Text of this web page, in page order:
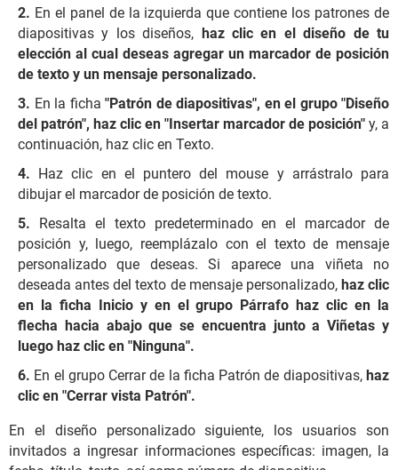
En el panel de la izquierda que contiene los patrones de
diapositivas y los diseños, haz clic en el diseño de tu
elección al cual deseas agregar un marcador de posición
de texto y un mensaje personalizado.
En la ficha "Patrón de diapositivas", en el grupo "Diseño
del patrón", haz clic en "Insertar marcador de posición" y, a
continuación, haz clic en Texto.
Haz clic en el puntero del mouse y arrástralo para
dibujar el marcador de posición de texto.
Resalta el texto predeterminado en el marcador de
posición y, luego, reemplázalo con el texto de mensaje
personalizado que deseas. Si aparece una viñeta no
deseada antes del texto de mensaje personalizado, haz clic
en la ficha Inicio y en el grupo Párrafo haz clic en la
flecha hacia abajo que se encuentra junto a Viñetas y
luego haz clic en "Ninguna".
En el grupo Cerrar de la ficha Patrón de diapositivas,haz
clic en "Cerrar vista Patrón".
En el diseño personalizado siguiente, los usuarios son
invitados a ingresar informaciones específicas: imagen, la